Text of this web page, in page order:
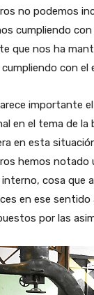
no podemos
cumpliendo
que nos ha
cumpliendo con
importante
en el tema de la
en esta
hemos notado
cosa que
en ese sentido
por las